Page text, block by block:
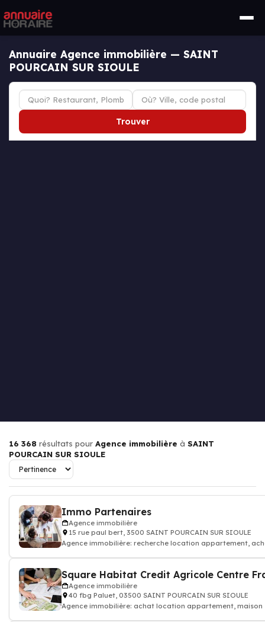
Annuaire Agence immobilière — SAINT
POURCAIN SUR SIOULE
Trouver
16 368 résultats pour Agence immobilière à SAINT
POURCAIN SUR SIOULE
Immo Partenaires
Agence immobilière
15 rue paul bert, 3500 SAINT POURCAIN SUR SIOULE
Agence immobilière: recherche location appartement,
Agence immobilière
40 fbg Paluet, 03500 SAINT POURCAIN SUR SIOULE
Agence immobilière: achat location appartement, maison